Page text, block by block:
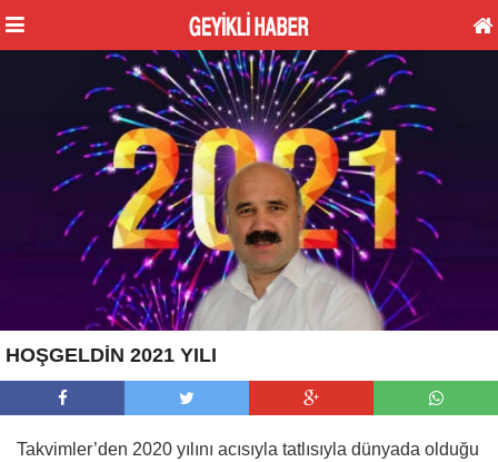
HOŞGELDİN 2021 YILI
Takvimler’den 2020 yılını acısıyla tatlısıyla dünyada olduğu